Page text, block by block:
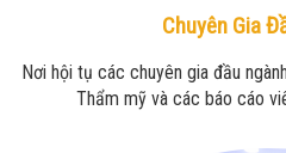
Chuyên Gia
Nơi hội tụ các chuyên gia đầu
Thẩm mỹ và các báo cáo